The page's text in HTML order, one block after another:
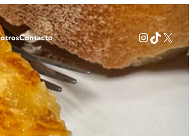
Contacto Instagram
TikTok
X